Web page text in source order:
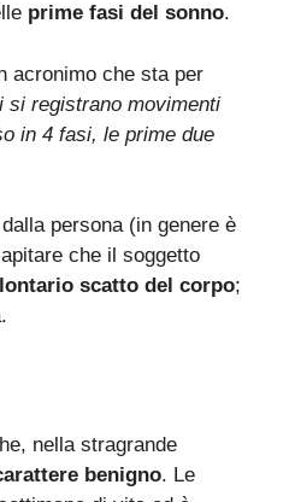
prime fasi del sonno.
acronimo che sta per
si registrano movimenti
in 4 fasi, le prime due
persona (in genere è
che il soggetto
scatto del corpo;
nella stragrande
benigno. Le